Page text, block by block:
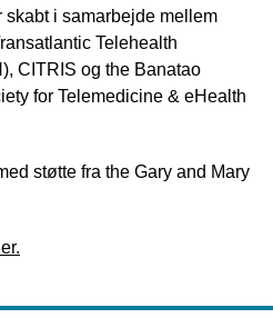
i samarbejde mellem
Telehealth
CITRIS og the Banatao
for Telemedicine & eHealth
støtte fra the Gary and Mary